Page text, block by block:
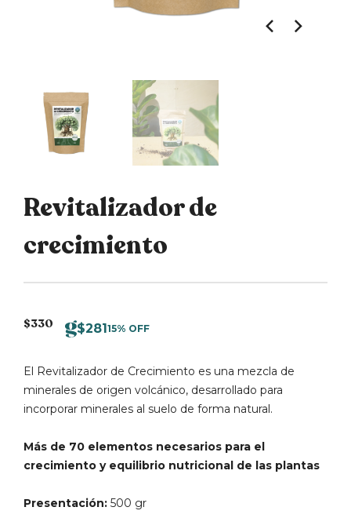
Revitalizador de
crecimiento
$330 $28115% OFF
El Revitalizador de Crecimiento es una mezcla de
minerales de origen volcánico, desarrollado para
incorporar minerales al suelo de forma natural.
Más de 70 elementos necesarios para el
crecimiento y equilibrio nutricional de las plantas
Presentación: 500 gr